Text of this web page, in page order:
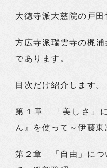
大徳寺派大慈院の戸田
方広寺派瑞雲寺の梶
であります。
目次だけ紹介します。
第１章 「美しさ」
ん』を使って～伊藤東
第２章 「自由」につ